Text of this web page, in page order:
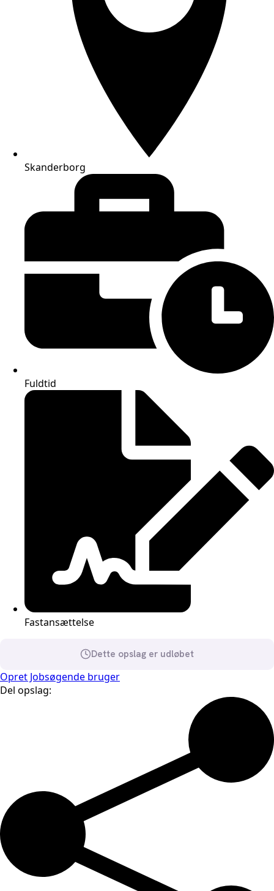
Skanderborg
Fuldtid
Fastansættelse
Dette opslag er udløbet
Opret Jobsøgende bruger
Del opslag: